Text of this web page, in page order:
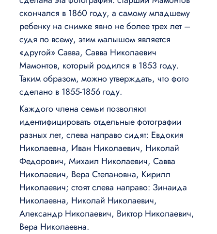
скончался в 1860 году, а самому младшему
ребенку на снимке явно не более трех лет –
судя по всему, этим малышом является
«другой» Савва, Савва Николаевич
Мамонтов, который родился в 1853 году.
Таким образом, можно утверждать, что фото
сделано в 1855-1856 году.
Каждого члена семьи позволяют
идентифицировать отдельные фотографии
разных лет, слева направо сидят: Евдокия
Николаевна, Иван Николаевич, Николай
Федорович, Михаил Николаевич, Савва
Николаевич, Вера Степановна, Кирилл
Николаевич; стоят слева направо: Зинаида
Николаевна, Николай Николаевич,
Александр Николаевич, Виктор Николаевич,
Вера Николаевна.